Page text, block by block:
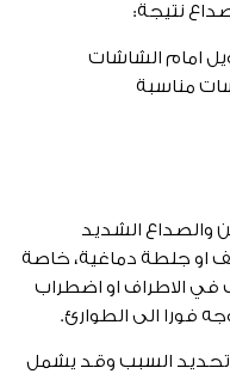
نتيجة:
امام الشاشات
مناسبة
والصداع الشديد
او جلطة دماغية، خاصة
في الاطراف او اضطراب
فورا الى الطوارئ.
تحديد السبب وقد يشمل